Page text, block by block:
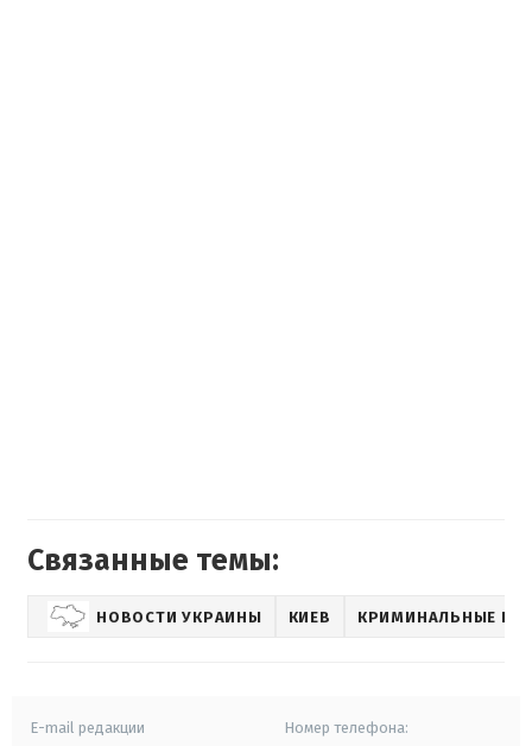
Связанные темы:
НОВОСТИ УКРАИНЫ КИЕВ КРИМИНАЛЬНЫЕ
E-mail редакции Номер телефона: